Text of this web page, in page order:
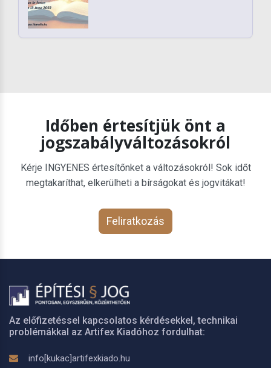
Időben értesítjük önt a
jogszabályváltozásokról
Kérje INGYENES értesítőnket a változásokról! Sok időt
megtakaríthat, elkerülheti a bírságokat és jogvitákat!
Feliratkozás
Az előfizetéssel kapcsolatos kérdésekkel, technikai
problémákkal az Artifex Kiadóhoz fordulhat:
info[kukac]artifexkiado.hu